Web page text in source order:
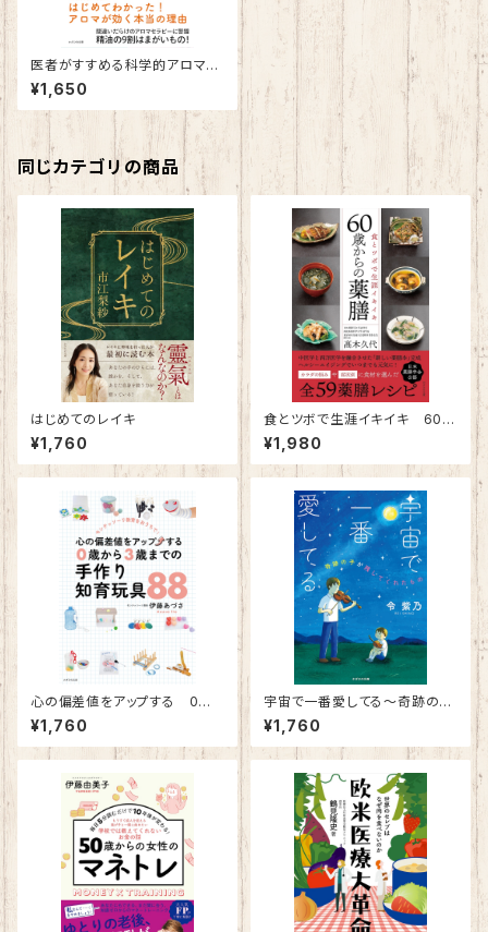
医者がすすめる科学的アロマセ
ラピー～香りの効果を自律神経
で解明！～
¥1,650
同じカテゴリの商品
はじめてのレイキ
¥1,760
食とツボで生涯イキイキ 60歳
からの薬膳
¥1,980
心の偏差値をアップする 0歳
から3歳までの手作り知育玩具
８８～モンテッソーリ教育をおう
ちで！～
¥1,760
宇宙で一番愛してる～奇跡の子
が残してくれたもの～
¥1,760